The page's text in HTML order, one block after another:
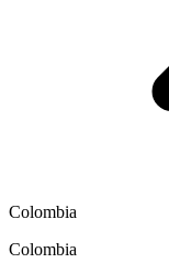
Colombia
Colombia